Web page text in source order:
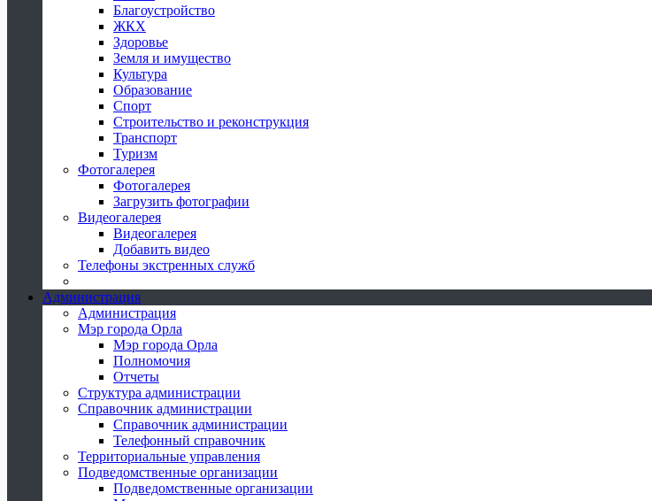
Благоустройство
ЖКХ
Здоровье
Земля и имущество
Культура
Образование
Спорт
Строительство и реконструкция
Транспорт
Туризм
Фотогалерея
Фотогалерея
Загрузить фотографии
Видеогалерея
Видеогалерея
Добавить видео
Телефоны экстренных служб
Администрация
Администрация
Мэр города Орла
Мэр города Орла
Полномочия
Отчеты
Структура администрации
Справочник администрации
Справочник администрации
Телефонный справочник
Территориальные управления
Подведомственные организации
Подведомственные организации